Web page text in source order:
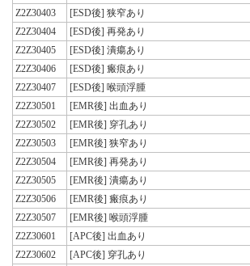
Z2Z30403
[ESD後] 狭窄あり
Z2Z30404
[ESD後] 再発あり
Z2Z30405
[ESD後] 潰瘍あり
Z2Z30406
[ESD後] 瘢痕あり
Z2Z30407
[ESD後] 喉頭浮腫
Z2Z30501
[EMR後] 出血あり
Z2Z30502
[EMR後] 穿孔あり
Z2Z30503
[EMR後] 狭窄あり
Z2Z30504
[EMR後] 再発あり
Z2Z30505
[EMR後] 潰瘍あり
Z2Z30506
[EMR後] 瘢痕あり
Z2Z30507
[EMR後] 喉頭浮腫
Z2Z30601
[APC後] 出血あり
Z2Z30602
[APC後] 穿孔あり